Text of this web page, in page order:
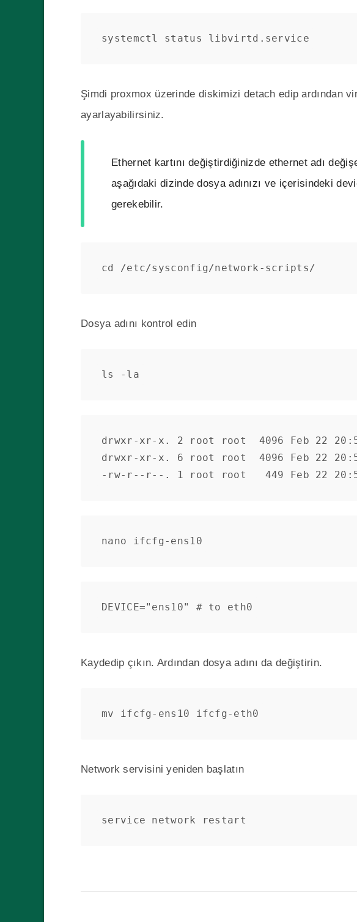
systemctl status libvirtd.service
Şimdi proxmox üzerinde diskimizi detach edip ardından
ayarlayabilirsiniz.
Ethernet kartını değiştirdiğinizde ethernet adı
aşağıdaki dizinde dosya adınızı ve içerisindeki
gerekebilir.
cd /etc/sysconfig/network-scripts/
Dosya adını kontrol edin
ls -la
drwxr-xr-x. 2 root root  4096 Feb 22
drwxr-xr-x. 6 root root  4096 Feb 22
-rw-r--r--. 1 root root   449 Feb 22
nano ifcfg-ens10
DEVICE="ens10" # to eth0
Kaydedip çıkın. Ardından dosya adını da değiştirin.
mv ifcfg-ens10 ifcfg-eth0
Network servisini yeniden başlatın
service network restart